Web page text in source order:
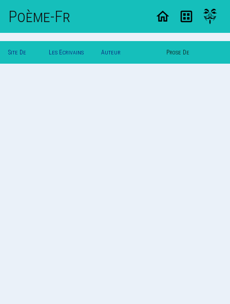
Poème-Fr
Site De Les Ecrivains Auteur Prose De